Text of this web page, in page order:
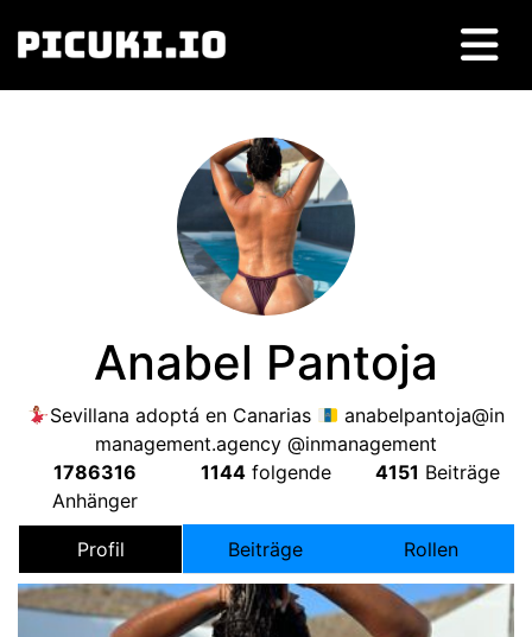
Anabel Pantoja
Sevillana adoptá en Canarias
anabelpantoja@in
management.agency @inmanagement
1786316
Anhänger
1144 folgende 4151 Beiträge
Profil Beiträge Rollen